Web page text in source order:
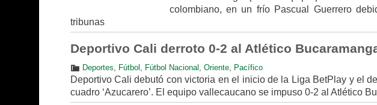
colombiano, en un frío Pascual Guerrero
tribunas
Deportivo Cali derroto 0-2 al Atlético
Deportes Fútbol Fútbol Nacional Oriente, Pacífico
Deportivo Cali debutó con victoria en el inicio de la Liga BetPlay y el
cuadro ‘Azucarero’. El equipo vallecaucano se impuso 0-2 al Atlético